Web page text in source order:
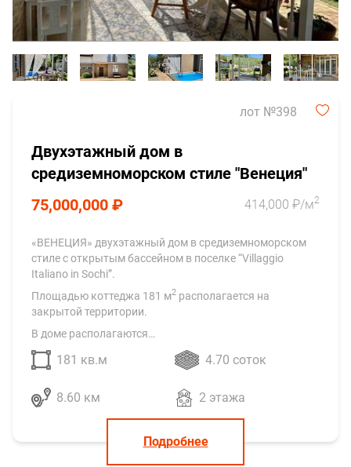
лот №398
Двухэтажный дом в
средиземноморском стиле "Венеция"
75,000,000 ₽
414,000 ₽/м2
«ВЕНЕЦИЯ» двухэтажный дом в средиземноморском
стиле с открытым бассейном в поселке “Villaggio
Italiano in Sochi”.
Площадью коттеджа 181 м2 располагается на
закрытой территории.
В доме располагаются…
181 кв.м 4.70 соток
8.60 км 2 этажа
Подробнее